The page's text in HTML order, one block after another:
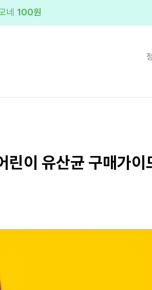
네 100원
린이 유산균 구매가이